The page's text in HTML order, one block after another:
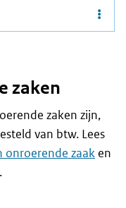
zaken
zaken zijn,
van btw. Lees
onroerende zaak en
.